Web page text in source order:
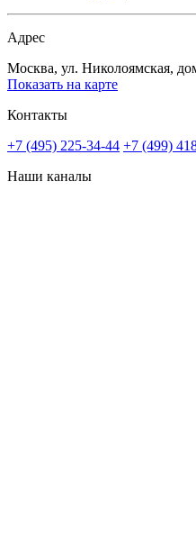
Адрес
Москва, ул. Николоямская,
Показать на карте
Контакты
+7 (495) 225-34-44 +7 (499)
Наши каналы